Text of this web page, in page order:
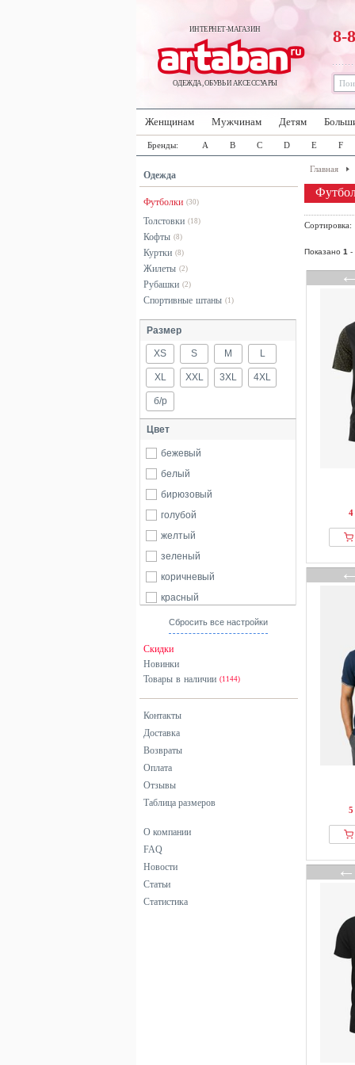
ИНТЕРНЕТ-МАГАЗИН
ОДЕЖДА, ОБУВЬ И АКСЕССУАРЫ
8-
Женщинам Мужчинам Детям
Бренды: A B C D E F
Одежда
Футболки (30)
Толстовки (18)
Кофты (8)
Куртки (8)
Жилеты (2)
Рубашки (2)
Спортивные штаны (1)
Размер
XS S M L
XL XXL 3XL 4XL
б/р
Цвет
бежевый
белый
бирюзовый
голубой
желтый
зеленый
коричневый
красный
оранжевый
фиолетовый
хаки
черный
Сбросить все настройки
Скидки
Новинки
Товары в наличии (1144)
Контакты
Доставка
Возвраты
Оплата
Отзывы
Таблица размеров
О компании
FAQ
Новости
Статьи
Статистика
Главная
Показано 1 -
4
5